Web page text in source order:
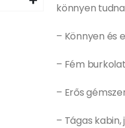
könnyen
– Könnyen és
– Fém
– Erős
– Tágas